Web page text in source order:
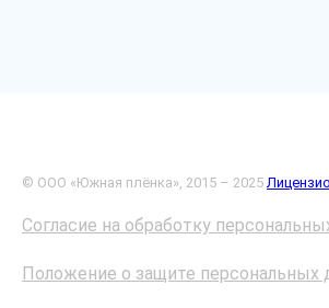
© ООО «Южная плёнка», 2015 – 2025
Согласие на обработку
Положение о защите персональных